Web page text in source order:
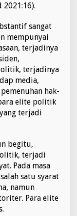
2021:16).
sangat
mempunyai
terjadinya
terjadinya
media,
hak-
elite politik
terjadi
begitu,
terjadi
Pada masa
satu syarat
namun
Para elite